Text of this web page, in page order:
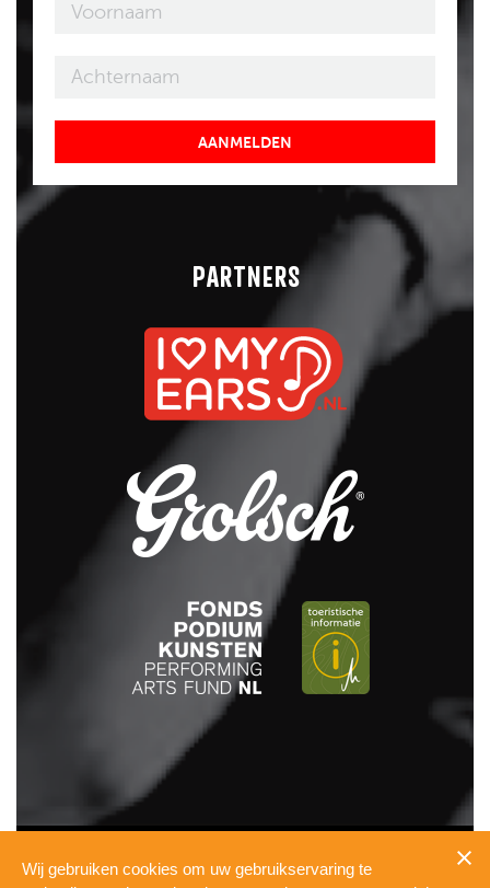
AANMELDEN
PARTNERS
INFO
Wij gebruiken cookies om uw gebruikservaring te